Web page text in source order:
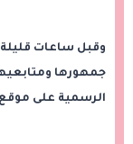
وقبل ساعات
جمهورها
الرسمية على